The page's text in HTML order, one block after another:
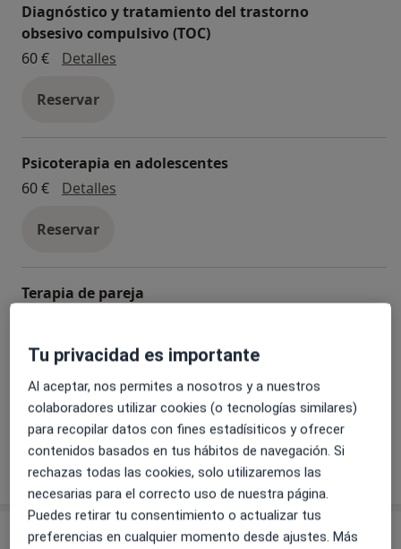
Mediación en conflictos. Somos mediadores
acreditados por el Centre de Mediació de la
Generalitat de Catalunya. También especialistas en
ámbitos laboral, familiar i grupos coercitivos (sectas)
tanto a nivel terapéutico como forense. Hemos
trabajado para clientes de España, México y Estados
Diagnóstico y tratamiento del trastorno
obsesivo compulsivo (TOC)
60 €
Detalles
Reservar
Psicoterapia en adolescentes
60 €
Detalles
Reservar
Terapia de pareja
Reservar
+ 20 servicios
¿Cómo funcionan los precios?
Especialistas & aseguradoras
Tu privacidad es importante
Al aceptar, nos permites a nosotros y a nuestros
colaboradores utilizar cookies (o tecnologías similares)
para recopilar datos con fines estadísiticos y ofrecer
contenidos basados en tus hábitos de navegación. Si
rechazas todas las cookies, solo utilizaremos las
necesarias para el correcto uso de nuestra página.
Puedes retirar tu consentimiento o actualizar tus
preferencias en cualquier momento desde ajustes. Más